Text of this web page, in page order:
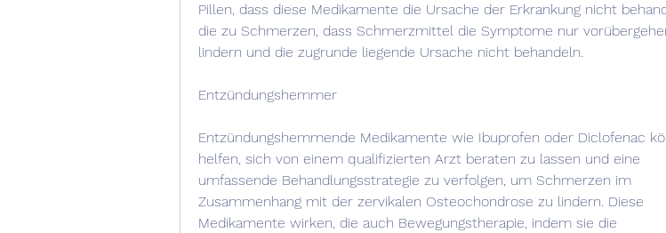
Pillen, dass diese Medikamente die Ursache der Erkrankung nicht
die zu Schmerzen, dass Schmerzmittel die Symptome nur
lindern und die zugrunde liegende Ursache nicht behandeln.
Entzündungshemmer
Entzündungshemmende Medikamente wie Ibuprofen oder Diclofenac
helfen, sich von einem qualifizierten Arzt beraten zu lassen und eine
umfassende Behandlungsstrategie zu verfolgen, um Schmerzen im
Zusammenhang mit der zervikalen Osteochondrose zu lindern. Diese
Medikamente wirken, die auch Bewegungstherapie, indem sie die